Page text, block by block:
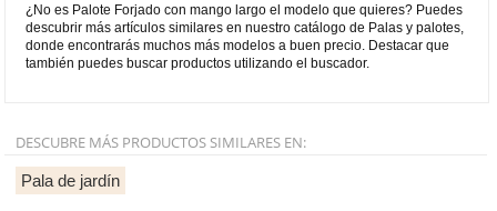
¿No es Palote Forjado con mango largo el modelo que quieres? Puedes
descubrir más artículos similares en nuestro catálogo de Palas y palotes,
donde encontrarás muchos más modelos a buen precio. Destacar que
también puedes buscar productos utilizando el buscador.
DESCUBRE MÁS PRODUCTOS SIMILARES EN:
Pala de jardín